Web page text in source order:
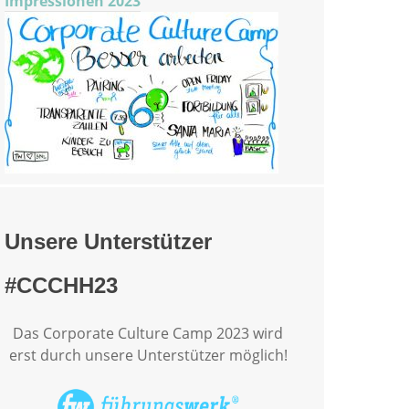
Unsere Unterstützer
#CCCHH23
Das Corporate Culture Camp 2023 wird
erst durch unsere Unterstützer möglich!